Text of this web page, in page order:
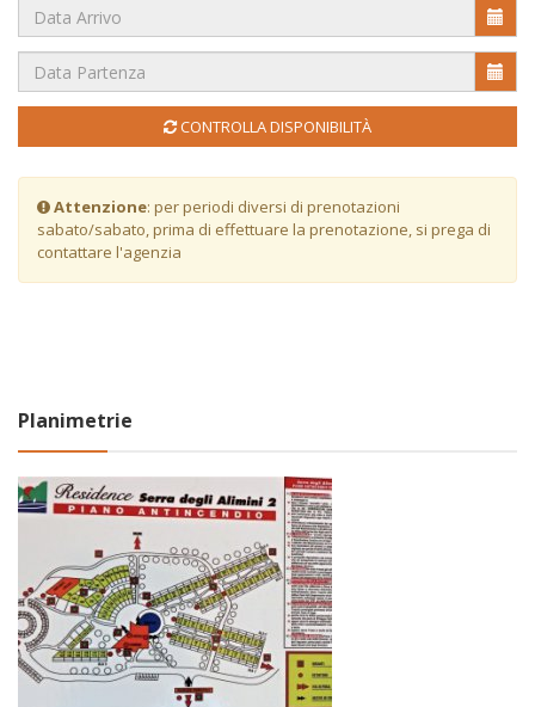
CONTROLLA DISPONIBILITÀ
Attenzione: per periodi diversi di prenotazioni
sabato/sabato, prima di effettuare la prenotazione, si prega di
contattare l'agenzia
Planimetrie